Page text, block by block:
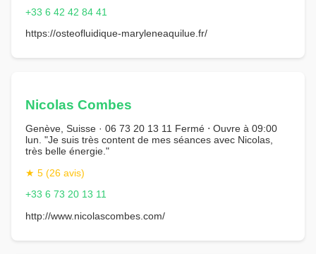
+33 6 42 42 84 41
https://osteofluidique-maryleneaquilue.fr/
Nicolas Combes
Genève, Suisse · 06 73 20 13 11 Fermé ⋅ Ouvre à 09:00
lun. "Je suis très content de mes séances avec Nicolas,
très belle énergie."
★ 5 (26 avis)
+33 6 73 20 13 11
http://www.nicolascombes.com/